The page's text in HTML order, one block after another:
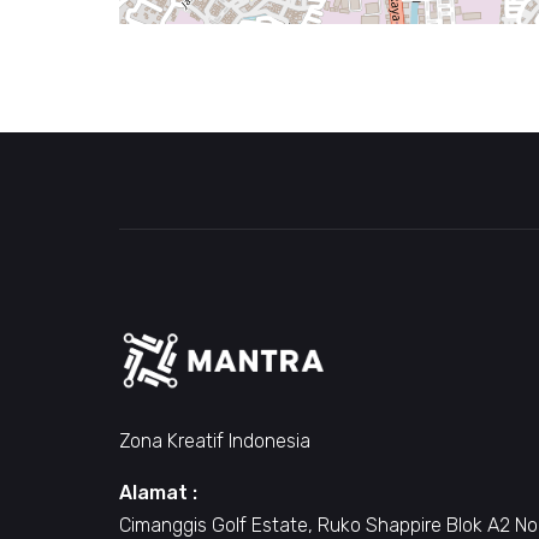
Zona Kreatif Indonesia
Alamat :
Cimanggis Golf Estate, Ruko Shappire Blok A2 No